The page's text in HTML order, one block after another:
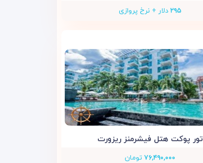
۲۹۵ دلار + نرخ پروازی
تور پوکت هتل فیشرمنز ریزورت
۷۶,۴۹۰,۰۰۰ تومان